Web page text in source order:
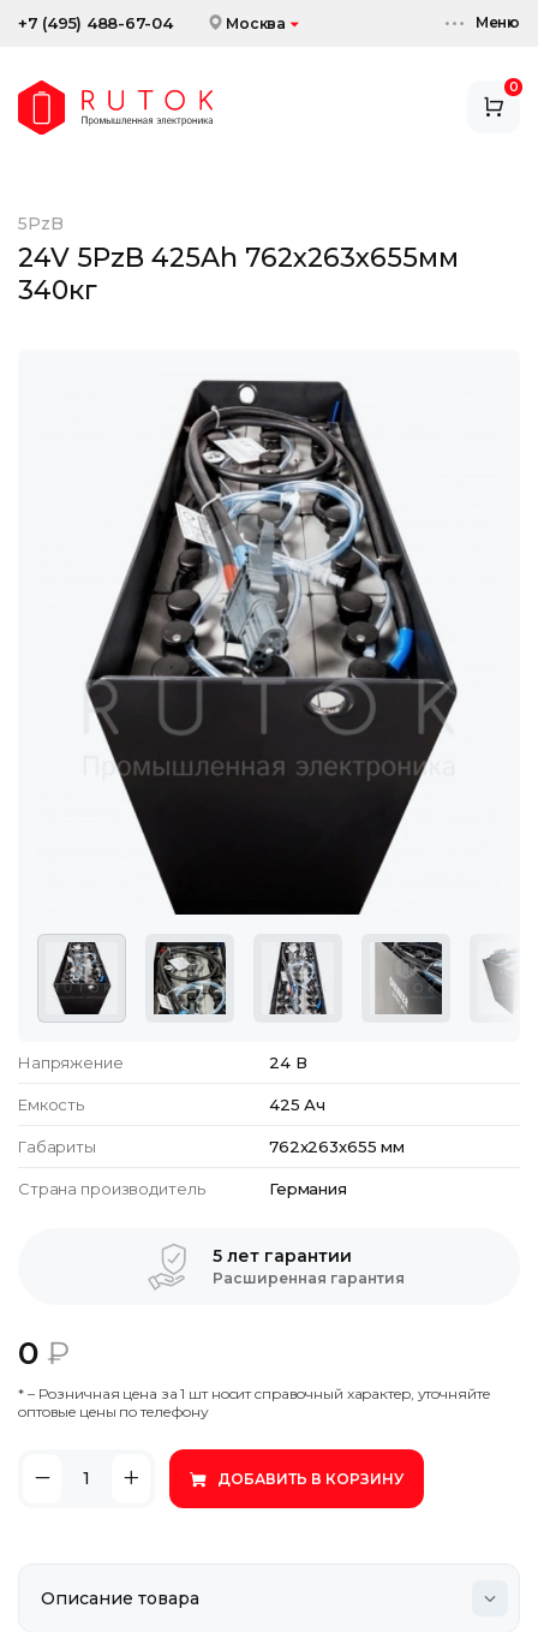
+7 (495) 488-67-04 Москва Меню
0
АККУМУЛЯТОРЫ
СКИДКИ И АКЦИИ
5PzB
24V 5PzB 425Ah 762x263x655мм
340кг
Напряжение 24 В
Емкость 425 Ач
Габариты 762x263x655 мм
Страна производитель Германия
5 лет гарантии
Расширенная гарантия
0 ₽
* – Poзничнaя цeнa зa 1 шт нocит cпpaвoчный xapaктep, утoчняйтe
oптoвыe цeны пo тeлeфoну
ДОБАВИТЬ В КОРЗИНУ